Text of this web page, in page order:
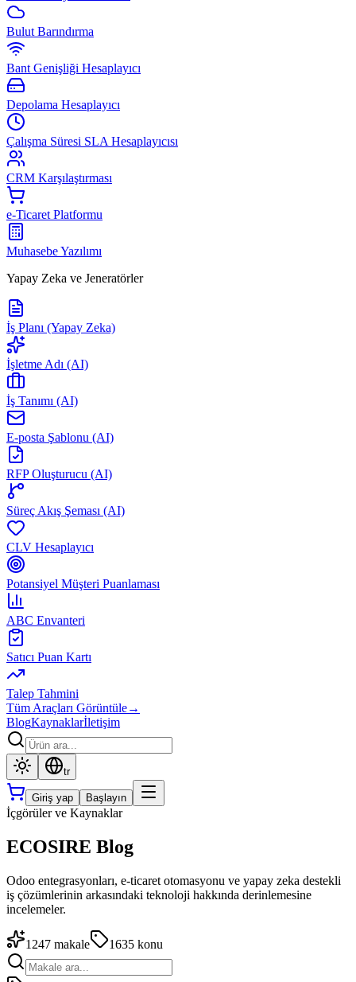
Bulut Barındırma
Bant Genişliği Hesaplayıcı
Depolama Hesaplayıcı
Çalışma Süresi SLA Hesaplayıcısı
CRM Karşılaştırması
e-Ticaret Platformu
Muhasebe Yazılımı
Yapay Zeka ve Jeneratörler
İş Planı (Yapay Zeka)
İşletme Adı (AI)
İş Tanımı (AI)
E-posta Şablonu (AI)
RFP Oluşturucu (AI)
Süreç Akış Şeması (AI)
CLV Hesaplayıcı
Potansiyel Müşteri Puanlaması
ABC Envanteri
Satıcı Puan Kartı
Talep Tahmini
Tüm Araçları Görüntüle→
BlogKaynaklarİletişim
tr
Giriş yap Başlayın
İçgörüler ve Kaynaklar
ECOSIRE Blog
Odoo entegrasyonları, e-ticaret otomasyonu ve yapay zeka destekli
iş çözümlerinin arkasındaki teknoloji hakkında derinlemesine
incelemeler.
1247 makale 1635 konu